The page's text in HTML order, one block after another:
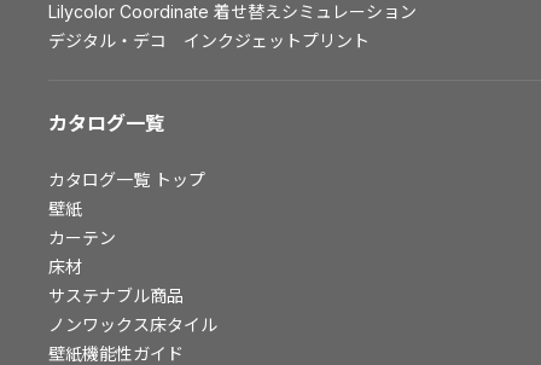
お役立ち資料
お問い合わせ（一般のお客様）
よくあるご質問
非住宅案件に関するお問い合わせ
事業紹介
Lilycolor Coordinate 着せ替えシミュレーション
デジタル・デコ インクジェットプリント
カタログ一覧
カタログ一覧 トップ
壁紙
カーテン
床材
サステナブル商品
ノンワックス床タイル
壁紙機能性ガイド